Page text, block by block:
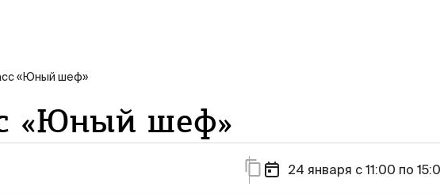
«Юный шеф»
«Юный шеф»
24 января c 11:00 по